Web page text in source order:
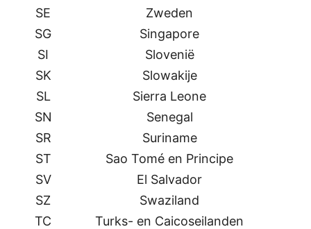
SE
Zweden
SG
Singapore
SI
Slovenië
SK
Slowakije
SL
Sierra Leone
SN
Senegal
SR
Suriname
ST
Sao Tomé en Principe
SV
El Salvador
SZ
Swaziland
TC
Turks- en Caicoseilanden